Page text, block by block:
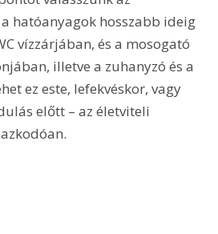
hatóanyagok hosszabb ideig
vízzárjában, és a mosogató
illetve a zuhanyzó és a
ez este, lefekvéskor, vagy
előtt – az életviteli